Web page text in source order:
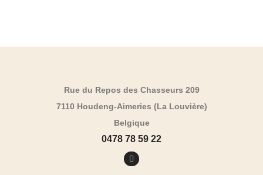
Rue du Repos des Chasseurs 209
7110 Houdeng-Aimeries (La Louvière)
Belgique
0478 78 59 22